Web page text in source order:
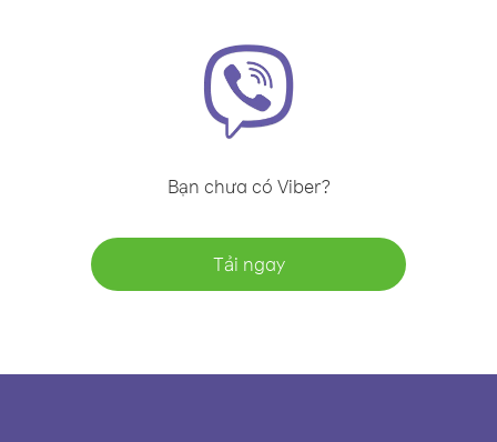
Bạn chưa có Viber?
Tải ngay